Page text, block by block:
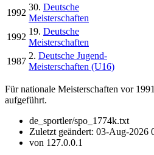
1992
30. Deutsche
Meisterschaften
1992
19. Deutsche
Meisterschaften
1987
2. Deutsche Jugend-
Meisterschaften (U16)
Für nationale Meisterschaften vor
aufgeführt.
de_sportler/spo_1774k.txt
Zuletzt geändert: 03-Aug-2026
von 127.0.0.1